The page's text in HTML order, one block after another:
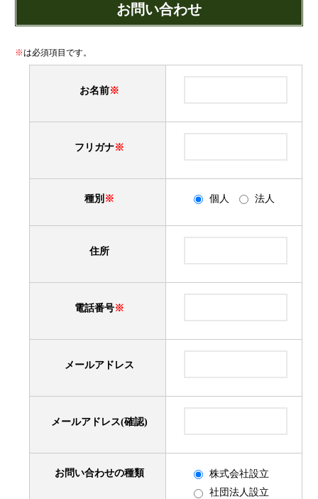
合同会社設立
財団法人設立
お問い合わせ
※は必須項目です。
お名前※
フリガナ※
種別 ※ 個人 法人
住所
電話番号※
メールアドレス
メールアドレス(確認)
お問い合わせの種類
株式会社設立
社団法人設立